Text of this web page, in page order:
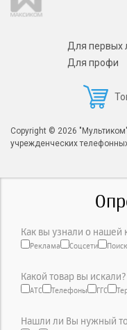
Для первых
Для профи
Copyright © 2026
учрежденческих
Как вы узнали о нашей
Реклама Соцсети
Какой товар вы искали?
АТС Телефоны ГГС
Нашли ли Вы нужный